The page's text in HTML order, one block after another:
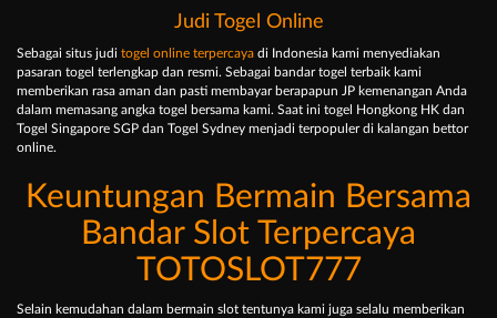
Judi Togel Online
Sebagai situs judi togel online terpercaya di Indonesia kami menyediakan
pasaran togel terlengkap dan resmi. Sebagai bandar togel terbaik kami
memberikan rasa aman dan pasti membayar berapapun JP kemenangan Anda
dalam memasang angka togel bersama kami. Saat ini togel Hongkong HK dan
Togel Singapore SGP dan Togel Sydney menjadi terpopuler di kalangan bettor
online.
Keuntungan Bermain Bersama
Bandar Slot Terpercaya
TOTOSLOT777
Selain kemudahan dalam bermain slot tentunya kami juga selalu memberikan